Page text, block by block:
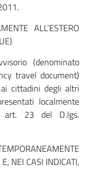
ALL’ESTERO
(denominato
travel document)
cittadini degli altri
localmente
art. 23 del D.lgs.
NEI CASI INDICATI,